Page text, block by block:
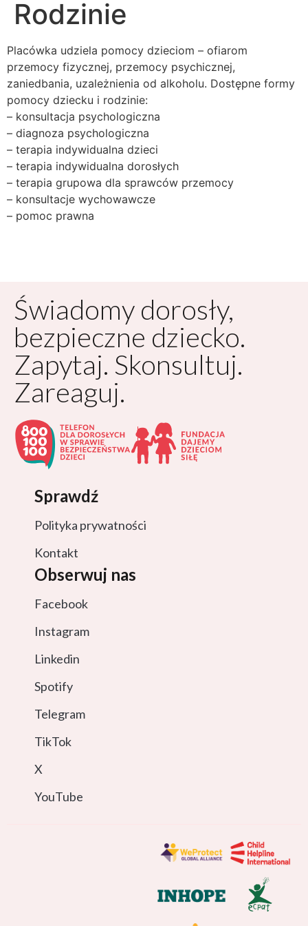
Rodzinie
Placówka udziela pomocy dzieciom – ofiarom
przemocy fizycznej, przemocy psychicznej,
zaniedbania, uzależnienia od alkoholu. Dostępne formy
pomocy dziecku i rodzinie:
– konsultacja psychologiczna
– diagnoza psychologiczna
– terapia indywidualna dzieci
– terapia indywidualna dorosłych
– terapia grupowa dla sprawców przemocy
– konsultacje wychowawcze
– pomoc prawna
Świadomy dorosły,
bezpieczne dziecko.
Zapytaj. Skonsultuj.
Zareaguj.
Sprawdź
Polityka prywatności
Kontakt
Obserwuj nas
Facebook
Instagram
Linkedin
Spotify
Telegram
TikTok
X
YouTube